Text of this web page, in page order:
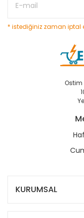
* istediğiniz zaman iptal
Ostim
KURUMSAL